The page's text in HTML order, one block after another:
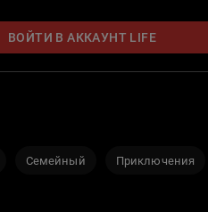
ВОЙТИ В АККАУНТ LIFE
Семейный Приключения